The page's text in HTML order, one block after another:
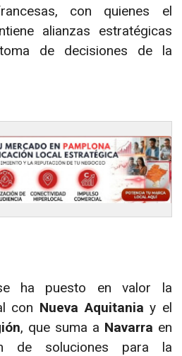
con quienes el
alianzas estratégicas
de decisiones de la
ha puesto en valor la
con Nueva Aquitania y el
, que suma a Navarra en
de soluciones para la